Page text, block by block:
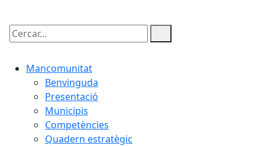
Cercar:
Mancomunitat
Benvinguda
Presentació
Municipis
Competències
Quadern estratègic